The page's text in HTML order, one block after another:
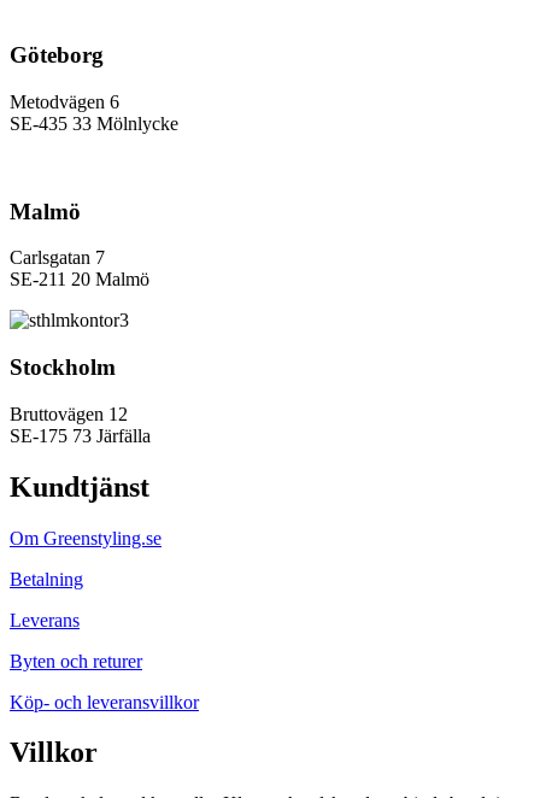
Göteborg
Metodvägen 6
SE-435 33 Mölnlycke
Malmö
Carlsgatan 7
SE-211 20 Malmö
Stockholm
Bruttovägen 12
SE-175 73 Järfälla
Kundtjänst
Om Greenstyling.se
Betalning
Leverans
Byten och returer
Köp- och leveransvillkor
Villkor